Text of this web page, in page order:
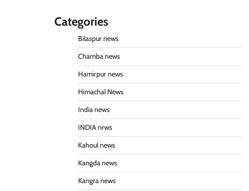
Categories
Bilaspur news
Chamba news
Hamirpur news
Himachal News
India news
INDIA nrws
Kahoul news
Kangda news
Kangra news